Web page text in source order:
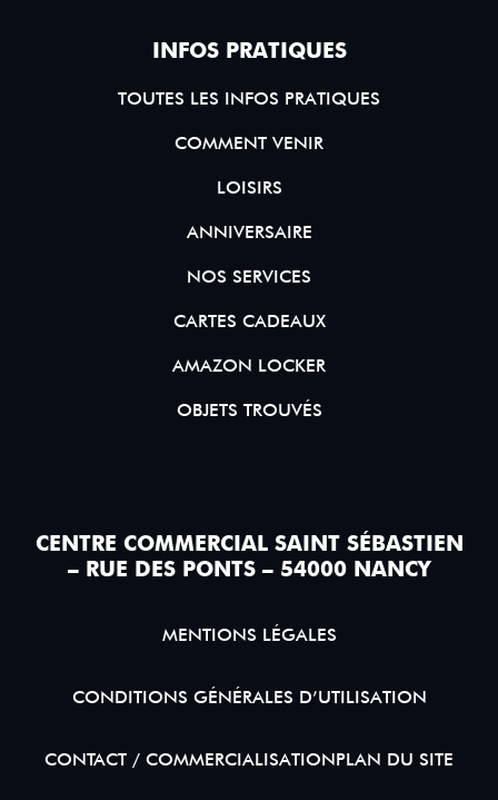
INFOS PRATIQUES
TOUTES LES INFOS PRATIQUES
COMMENT VENIR
LOISIRS
ANNIVERSAIRE
NOS SERVICES
CARTES CADEAUX
AMAZON LOCKER
OBJETS TROUVÉS
CENTRE COMMERCIAL SAINT SÉBASTIEN
– RUE DES PONTS – 54000 NANCY
MENTIONS LÉGALES
CONDITIONS GÉNÉRALES D’UTILISATION
CONTACT / COMMERCIALISATIONPLAN DU SITE